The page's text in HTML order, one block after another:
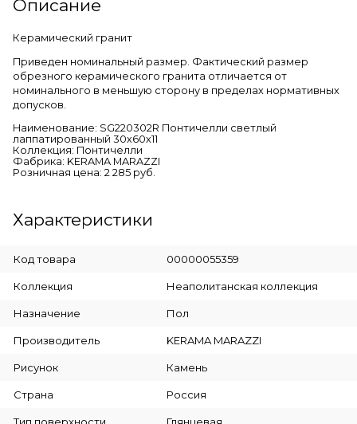
Описание
Керамический гранит
Приведен номинальный размер. Фактический размер
обрезного керамического гранита отличается от
номинального в меньшую сторону в пределах нормативных
допусков.
Наименование: SG220302R Понтичелли светлый
лаппатированный 30х60х11
Коллекция: Понтичелли
Фабрика: KERAMA MARAZZI
Розничная цена: 2 285 руб.
Характеристики
Код товара 00000055359
Коллекция Неаполитанская коллекция
Назначение Пол
Производитель KERAMA MARAZZI
Рисунок Камень
Страна Россия